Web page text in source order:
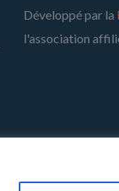
Développé par la
l'association
· Propulsé par: